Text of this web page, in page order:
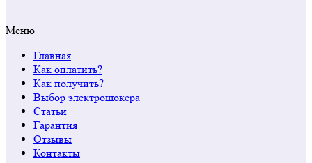
Меню
Главная
Как оплатить?
Как получить?
Выбор электрошокера
Статьи
Гарантия
Отзывы
Контакты